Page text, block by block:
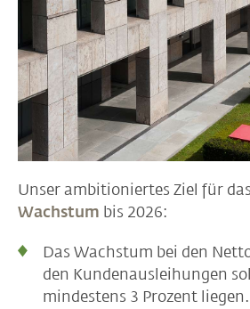
Unser ambitioniertes Ziel für
Wachstum bis 2026:
Das Wachstum bei den
den Kundenausleihungen
mindestens 3 Prozent liegen.